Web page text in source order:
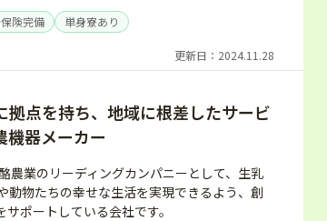
険完備 単身寮あり
更新日：2024.11.28
拠点を持ち、地域に根差したサービ
機器メーカー
農業のリーディングカンパニーとして、生乳
動物たちの幸せな生活を実現できるよう、創
ポートしている会社です。